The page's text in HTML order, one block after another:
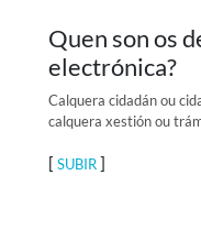
Quen son os
electrónica?
Calquera cidadán ou
calquera xestión ou
[ SUBIR]